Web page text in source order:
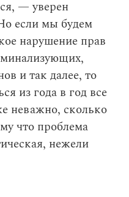
— уверен
если мы будем
нарушение прав
и так далее, то
из года в год все
неважно, сколько
что проблема
нежели